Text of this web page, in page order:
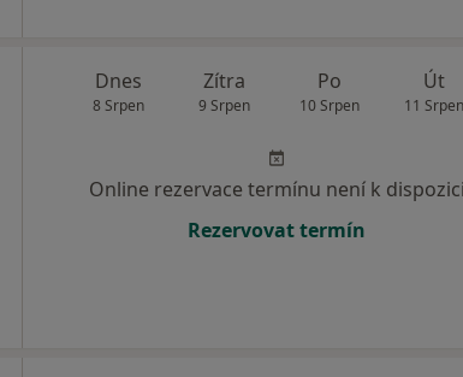
Dnes
8 Srpen
Zítra
9 Srpen
Po
10 Srpen
Út
11 Srpen
Online rezervace termínu není k dispozici
Rezervovat termín